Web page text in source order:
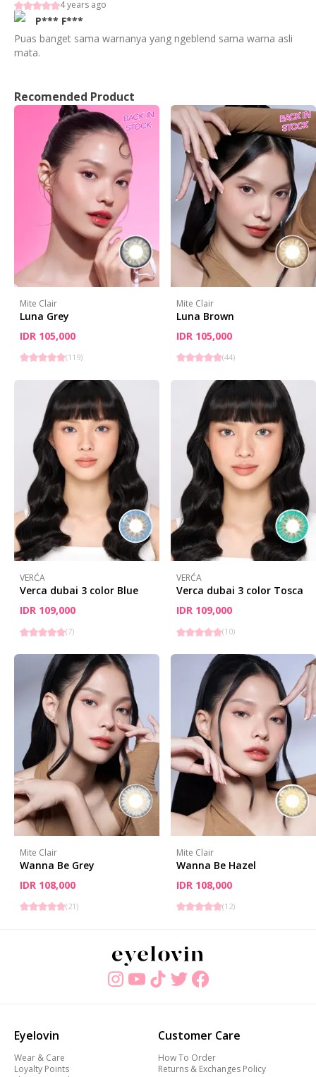
4 years ago
P*** F***
Puas banget sama warnanya yang ngeblend sama warna asli
mata.
Recomended Product
Mite Clair
Luna Grey
IDR 105,000
(119)
Mite Clair
Luna Brown
IDR 105,000
(44)
VERĆA
Verca dubai 3 color Blue
IDR 109,000
(7)
VERĆA
Verca dubai 3 color Tosca
IDR 109,000
(10)
Mite Clair
Wanna Be Grey
IDR 108,000
( 21 )
Mite Clair
Wanna Be Hazel
IDR 108,000
(12)
Eyelovin
Wear & Care
Loyalty Points
Customer Care
How To Order
Returns & Exchanges Policy